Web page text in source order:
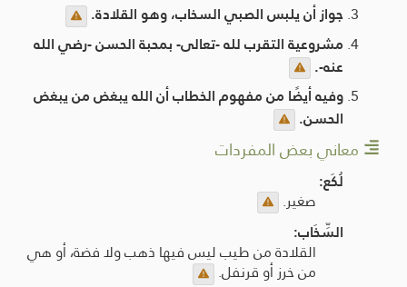
جواز أن يلبس الصبي السخاب، وهو القلادة.
مشروعية التقرب لله -تعالى- بمحبة الحسن -رضي الله
عنه-.
وفيه أيضًا من مفهوم الخطاب أن الله يبغض من يبغض
الحسن.
معاني بعض المفردات
لُكَع:
صغير.
السِّخَاب:
القلادة من طيب ليس فيها ذهب ولا فضة، أو هي
من خرز أو قرنفل.